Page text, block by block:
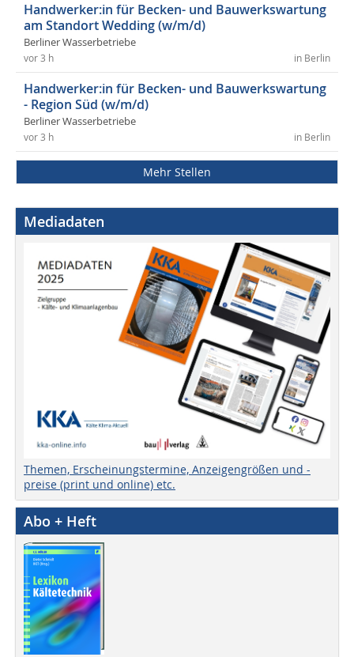
Handwerker:in für Becken- und Bauwerkswartung
am Standort Wedding (w/m/d)
Berliner Wasserbetriebe
in Berlin
vor 3 h
Handwerker:in für Becken- und Bauwerkswartung
- Region Süd (w/m/d)
Berliner Wasserbetriebe
in Berlin
vor 3 h
Mehr Stellen
Mediadaten
Themen, Erscheinungstermine, Anzeigengrößen und -
preise (print und online) etc.
Abo + Heft